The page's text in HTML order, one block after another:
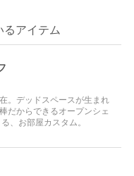
るアイテム
。デッドスペースが生まれ
だからできるオープンシェ
、お部屋カスタム。